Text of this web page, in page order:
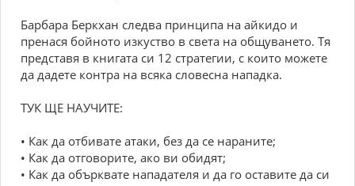
Барбара Беркхан следва принципа на айкидо и
пренася бойното изкуство в света на общуването. Тя
представя в книгата си 12 стратегии, с които можете
да дадете контра на всяка словесна нападка.
ТУК ЩЕ НАУЧИТЕ:
• Как да отбивате атаки, без да се нараните;
• Как да отговорите, ако ви обидят;
• Как да обърквате нападателя и да го оставите да си